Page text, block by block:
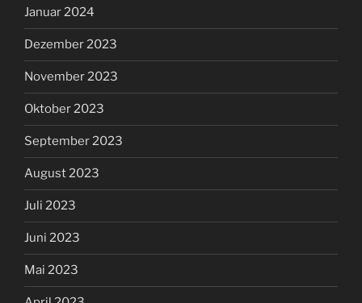
Januar 2024
Dezember 2023
November 2023
Oktober 2023
September 2023
August 2023
Juli 2023
Juni 2023
Mai 2023